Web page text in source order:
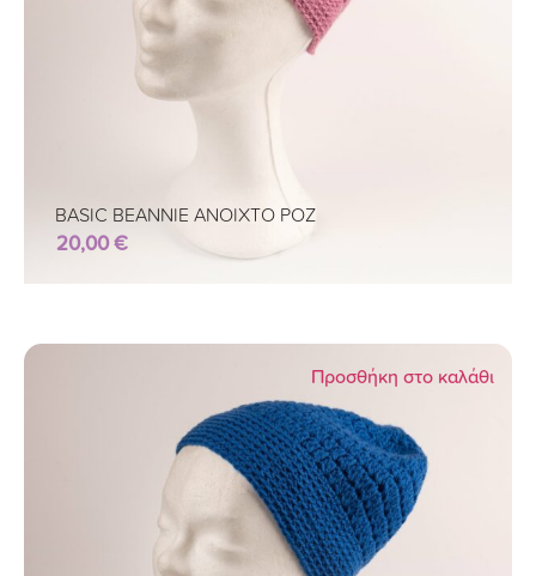
BASIC BEANNIE ΑΝΟΙΧΤΟ ΡΟΖ
20,00€
Προσθήκη στο καλάθι